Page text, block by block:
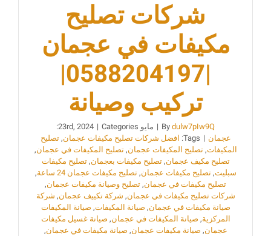
شركات تصليح
مكيفات في عجمان
|0588204197|
تركيب وصيانة
By dulw7pIw9Q
| مايو 23rd, 2024 | Categories:
عجمان |
Tags: افضل شركات تصليح مكيفات عجمان,تصليح
المكيفات,تصليح المكيفات عجمان,تصليح المكيفات في عجمان,
تصليح مكيف عجمان,تصليح مكيفات بعجمان,تصليح مكيفات
سبليت,تصليح مكيفات عجمان,تصليح مكيفات عجمان 24 ساعة
,
تصليح مكيفات في عجمان, تصليح وصيانة مكيفات عجمان,
شركات تصليح مكيفات في عجمان, شركة تكييف عجمان, شركة
صيانة مكيفات في عجمان, صيانة المكيفات, صيانة المكيفات
المركزية, صيانة المكيفات في عجمان, صيانة غسيل مكيفات
عجمان, صيانة مكيفات عجمان, صيانة مكيفات في عجمان,